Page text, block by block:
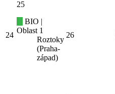
24
25
BIO |
Oblast 1
Roztoky
(Praha-
západ)
26